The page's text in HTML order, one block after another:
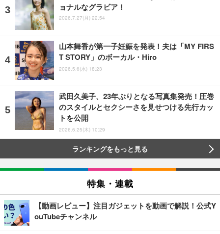
ョナルなグラビア！
2026.7.27(月) 22:54
山本舞香が第一子妊娠を発表！夫は「MY FIRS
T STORY」のボーカル・Hiro
2026.5.6(水) 18:23
武田久美子、23年ぶりとなる写真集発売！圧巻
のスタイルとセクシーさを見せつける先行カッ
トを公開
2026.6.25(木) 10:29
ランキングをもっと見る
特集・連載
【動画レビュー】注目ガジェットを動画で解説！公式Y
ouTubeチャンネル